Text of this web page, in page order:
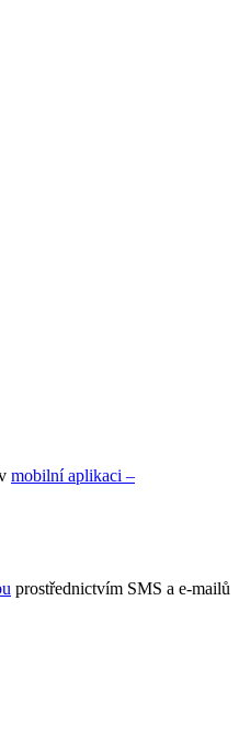
mobilní aplikaci –
prostřednictvím SMS a e-mailů